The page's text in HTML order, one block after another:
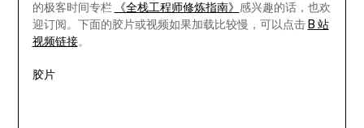
的极客时间专栏
《全栈工程师修炼指南》 感兴趣的话，也欢
迎订阅。下面的胶片或视频如果加载比较慢，可以点击 B 站
视频链接。
胶片